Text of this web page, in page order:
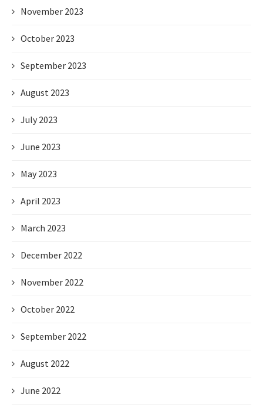
November 2023
October 2023
September 2023
August 2023
July 2023
June 2023
May 2023
April 2023
March 2023
December 2022
November 2022
October 2022
September 2022
August 2022
June 2022